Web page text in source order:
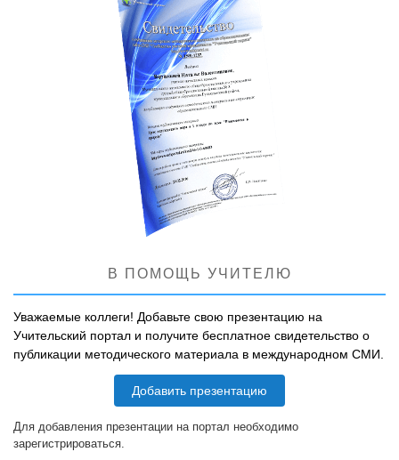
В ПОМОЩЬ УЧИТЕЛЮ
Уважаемые коллеги! Добавьте свою презентацию на
Учительский портал и получите бесплатное свидетельство о
публикации методического материала в международном СМИ.
Добавить презентацию
Для добавления презентации на портал необходимо
зарегистрироваться.